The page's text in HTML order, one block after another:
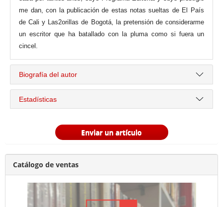
me dan, con la publicación de estas notas sueltas de El País
de Cali y Las2orillas de Bogotá, la pretensión de considerarme
un escritor que ha batallado con la pluma como si fuera un
cincel.
Biografía del autor
Estadísticas
Enviar un artículo
Catálogo de ventas